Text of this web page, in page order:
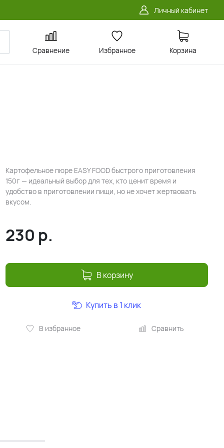
Личный кабинет
Сравнение Избранное Корзина
Картофельное пюре EASY FOOD быстрого приготовления
150г — идеальный выбор для тех, кто ценит время и
удобство в приготовлении пищи, но не хочет жертвовать
вкусом.
230 р.
В корзину
В избранное Сравнить
Купить в 1 клик